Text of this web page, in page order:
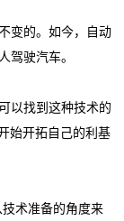
变的。如今，自动
驾驶汽车。
以找到这种技术的
始开拓自己的利基
术准备的角度来